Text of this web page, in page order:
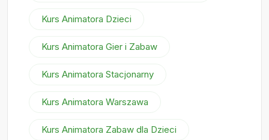
Kurs Animatora Dzieci
Kurs Animatora Gier i Zabaw
Kurs Animatora Stacjonarny
Kurs Animatora Warszawa
Kurs Animatora Zabaw dla Dzieci